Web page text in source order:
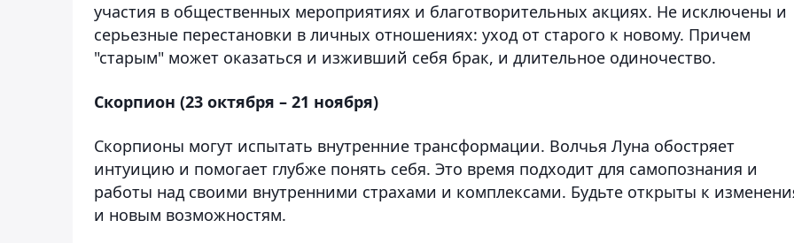
участия в общественных мероприятиях и благотворительных акциях. Не исключены и
серьезные перестановки в личных отношениях: уход от старого к новому. Причем
"старым" может оказаться и изживший себя брак, и длительное одиночество.
Скорпион (23 октября – 21 ноября)
Скорпионы могут испытать внутренние трансформации. Волчья Луна обостряет
интуицию и помогает глубже понять себя. Это время подходит для самопознания и
работы над своими внутренними страхами и комплексами. Будьте открыты к
и новым возможностям.